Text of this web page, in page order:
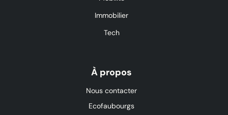
Immobilier
Tech
À propos
Nous contacter
Ecofaubourgs